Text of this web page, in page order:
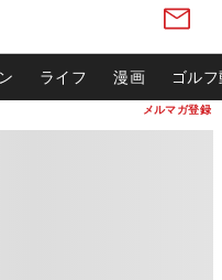
メルマガ登録
ライフ 漫画 ゴル